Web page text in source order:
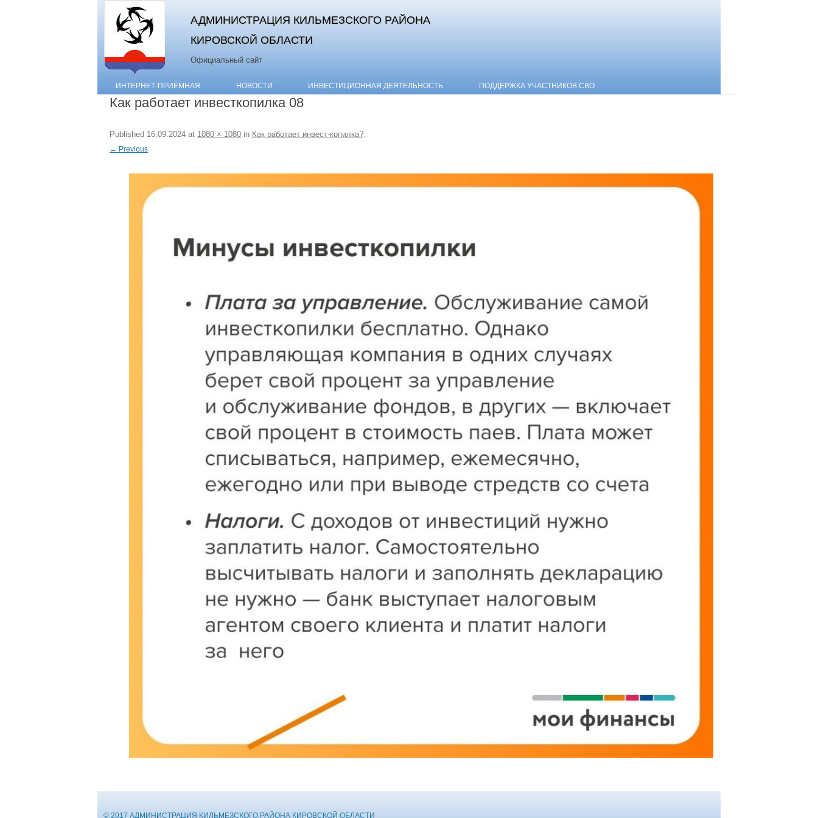
АДМИНИСТРАЦИЯ КИЛЬМЕЗСКОГО РАЙОНА
КИРОВСКОЙ ОБЛАСТИ
Официальный сайт
Skip to content
ИНТЕРНЕТ-ПРИЁМНАЯ НОВОСТИ ИНВЕСТИЦИОННАЯ ДЕЯТЕЛЬНОСТЬ ПОДДЕРЖКА УЧАСТНИКОВ СВО
Как работает инвесткопилка 08
Published 16.09.2024 at 1080 × 1080 in Как работает инвест-копилка?.
← Previous
© 2017 АДМИНИСТРАЦИЯ КИЛЬМЕЗСКОГО РАЙОНА КИРОВСКОЙ ОБЛАСТИ